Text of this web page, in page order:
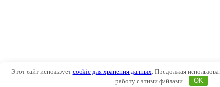
Этот сайт использует cookie для хранения данных . Продолжая
работу с этими файлами.
OK